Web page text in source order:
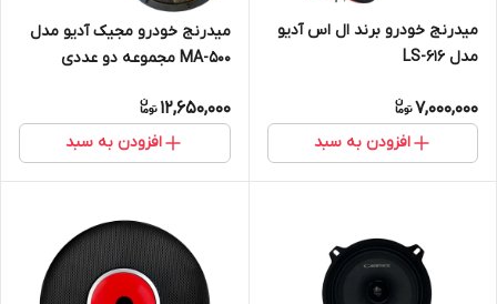
میدرنج خودرو برند ال اس آدیو
مدل LS-616
7,000,000
افزودن به سبد
میدرنج خودرو مجیک آدیو مدل
MA-500 مجموعه دو عددی
12,650,000
افزودن به سبد